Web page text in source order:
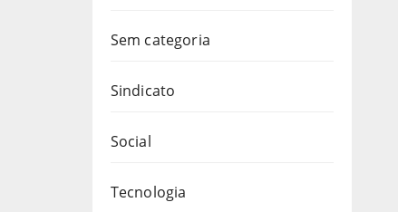
Sem categoria
Sindicato
Social
Tecnologia